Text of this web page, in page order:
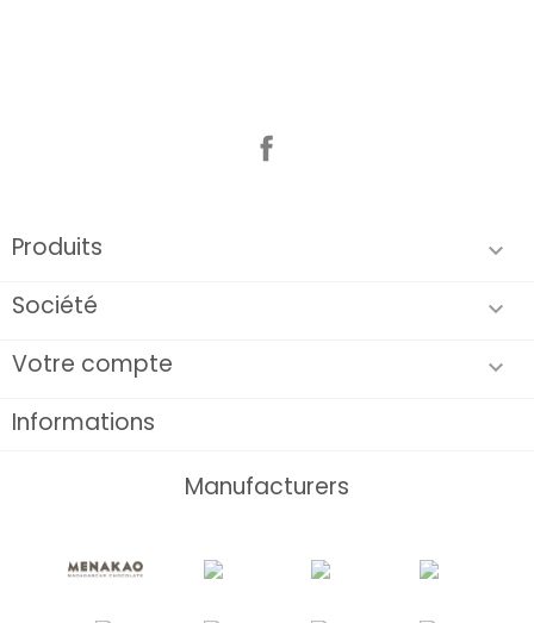
Produits 
Société 
Votre compte 
Informations
Manufacturers